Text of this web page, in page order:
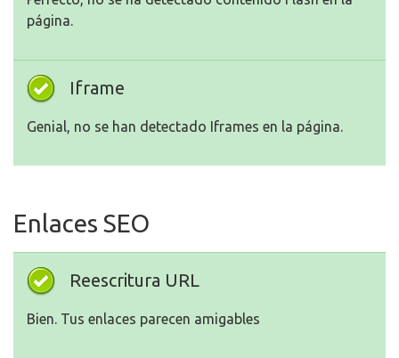
página.
Iframe
Genial, no se han detectado Iframes en la página.
Enlaces SEO
Reescritura URL
Bien. Tus enlaces parecen amigables